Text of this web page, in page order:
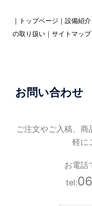
｜ トップページ ｜ 設備紹介
の取り扱い ｜ サイトマップ
お問い合わせ
ご注文やご入稿、
軽に
お電話
tel: